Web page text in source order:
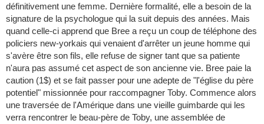
définitivement une femme. Dernière formalité, elle a besoin de la
signature de la psychologue qui la suit depuis des années. Mais
quand celle-ci apprend que Bree a reçu un coup de téléphone des
policiers new-yorkais qui venaient d'arrêter un jeune homme qui
s'avère être son fils, elle refuse de signer tant que sa patiente
n'aura pas assumé cet aspect de son ancienne vie. Bree paie la
caution (1$) et se fait passer pour une adepte de "l'église du père
potentiel" missionnée pour raccompagner Toby. Commence alors
une traversée de l'Amérique dans une vieille guimbarde qui les
verra rencontrer le beau-père de Toby, une assemblée de